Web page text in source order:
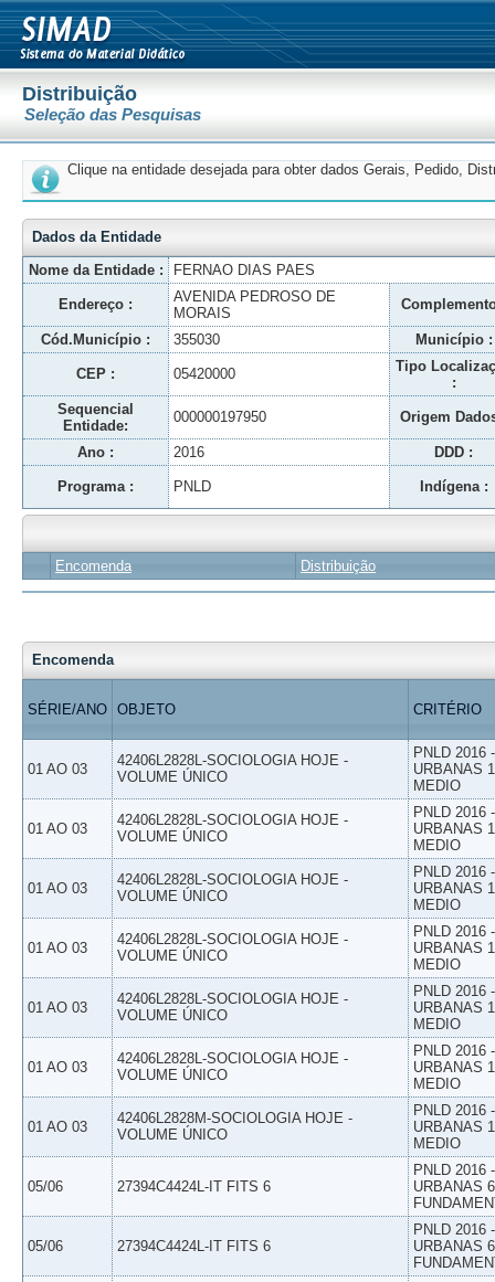
Distribuição
Seleção das Pesquisas
Clique na entidade desejada para obter dados Gerais, Pedido,
Dados da Entidade
Nome da Entidade :
FERNAO DIAS PAES
Endereço :
AVENIDA PEDROSO DE
MORAIS
Cód.Município : 355030 Município :
CEP : 05420000
Tipo
:
Sequencial
Entidade:
000000197950 Origem
Ano : 2016 DDD :
Programa : PNLD Indígena :
Encomenda Distribuição
Encomenda
SÉRIE/ANO OBJETO CRITÉRIO
01 AO 03
42406L2828L-SOCIOLOGIA HOJE -
VOLUME ÚNICO
PNLD 2016
URBANAS
MEDIO
01 AO 03
42406L2828L-SOCIOLOGIA HOJE -
VOLUME ÚNICO
PNLD 2016
URBANAS
MEDIO
01 AO 03
42406L2828L-SOCIOLOGIA HOJE -
VOLUME ÚNICO
PNLD 2016
URBANAS
MEDIO
01 AO 03
42406L2828L-SOCIOLOGIA HOJE -
VOLUME ÚNICO
PNLD 2016
URBANAS
MEDIO
01 AO 03
42406L2828L-SOCIOLOGIA HOJE -
VOLUME ÚNICO
PNLD 2016
URBANAS
MEDIO
01 AO 03
42406L2828L-SOCIOLOGIA HOJE -
VOLUME ÚNICO
PNLD 2016
URBANAS
MEDIO
01 AO 03
42406L2828M-SOCIOLOGIA HOJE -
VOLUME ÚNICO
PNLD 2016
URBANAS
MEDIO
05/06 27394C4424L-IT FITS 6
PNLD 2016
URBANAS
05/06 27394C4424L-IT FITS 6
PNLD 2016
URBANAS